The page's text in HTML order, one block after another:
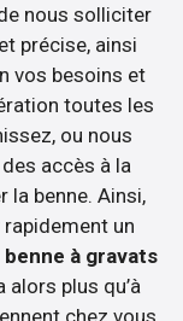
nous solliciter
précise, ainsi
vos besoins et
toutes les
ou nous
accès à la
la benne. Ainsi,
un
à gravats
alors plus qu’à
chez vous